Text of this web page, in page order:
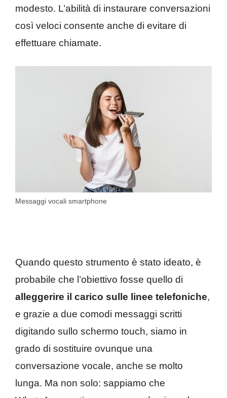
modesto. L’abilità di instaurare conversazioni
così veloci consente anche di evitare di
effettuare chiamate.
Messaggi vocali smartphone
Quando questo strumento è stato ideato, è
probabile che l’obiettivo fosse quello di
alleggerire il carico sulle linee telefoniche,
e grazie a due comodi messaggi scritti
digitando sullo schermo touch, siamo in
grado di sostituire ovunque una
conversazione vocale, anche se molto
lunga. Ma non solo: sappiamo che